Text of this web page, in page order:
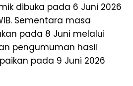
dibuka pada 6 Juni 2026
Sementara masa
pada 8 Juni melalui
pengumuman hasil
pada 9 Juni 2026